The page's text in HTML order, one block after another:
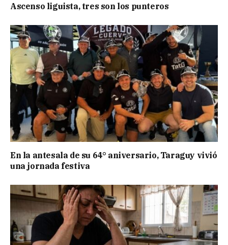
Ascenso liguista, tres son los punteros
En la antesala de su 64° aniversario, Taraguy vivió
una jornada festiva